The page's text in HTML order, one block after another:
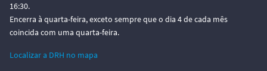
16:30.
Encerra à quarta-feira, exceto sempre que o dia 4 de cada mês
coincida com uma quarta-feira.
Localizar a DRH no mapa